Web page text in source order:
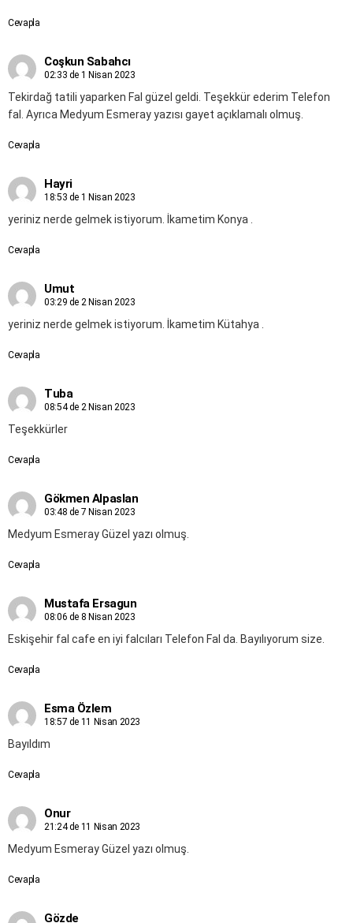
Cevapla
Coşkun Sabahcı
02:33 de 1 Nisan 2023
Tekirdağ tatili yaparken Fal güzel geldi. Teşekkür ederim Telefon
fal. Ayrıca Medyum Esmeray yazısı gayet açıklamalı olmuş.
Cevapla
Hayri
18:53 de 1 Nisan 2023
yeriniz nerde gelmek istiyorum. İkametim Konya .
Cevapla
Umut
03:29 de 2 Nisan 2023
yeriniz nerde gelmek istiyorum. İkametim Kütahya .
Cevapla
Tuba
08:54 de 2 Nisan 2023
Teşekkürler
Cevapla
Gökmen Alpaslan
03:48 de 7 Nisan 2023
Medyum Esmeray Güzel yazı olmuş.
Cevapla
Mustafa Ersagun
08:06 de 8 Nisan 2023
Eskişehir fal cafe en iyi falcıları Telefon Fal da. Bayılıyorum size.
Cevapla
Esma Özlem
18:57 de 11 Nisan 2023
Bayıldım
Cevapla
Onur
21:24 de 11 Nisan 2023
Medyum Esmeray Güzel yazı olmuş.
Cevapla
Gözde